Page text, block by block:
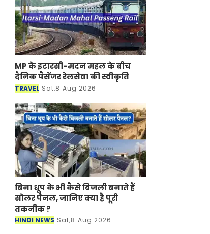
MP के इटारसी-मदन महल के बीच
दैनिक पैसेंजर रेलसेवा की स्वीकृति
TRAVEL Sat,8 Aug 2026
बिना धूप के भी कैसे बिजली बनाते हैं
सोलर पैनल, जानिए क्या है पूरी
तकनीक ?
HINDI NEWS Sat,8 Aug 2026